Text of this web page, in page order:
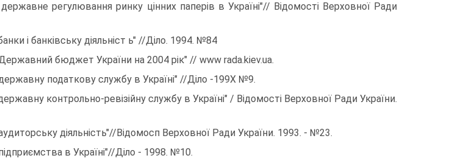
регулювання ринку цінних паперів в Україні"// Відомості Верховної Ради
і банківську діяльніст ь" //Діло. 1994. №84
бюджет України на 2004 рік" // www rada.kiev.ua.
податкову службу в Україні" //Діло -199Х №9.
контрольно-ревізійну службу в Україні" / Відомості Верховної Ради України.
діяльність"//Відомосп Верховної Ради України. 1993. - №23.
в Україні"//Діло - 1998. №10.